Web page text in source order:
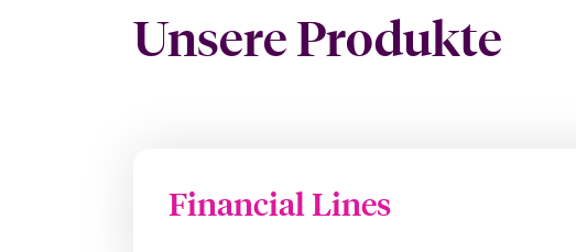
Unsere Produkte
Financial Lines